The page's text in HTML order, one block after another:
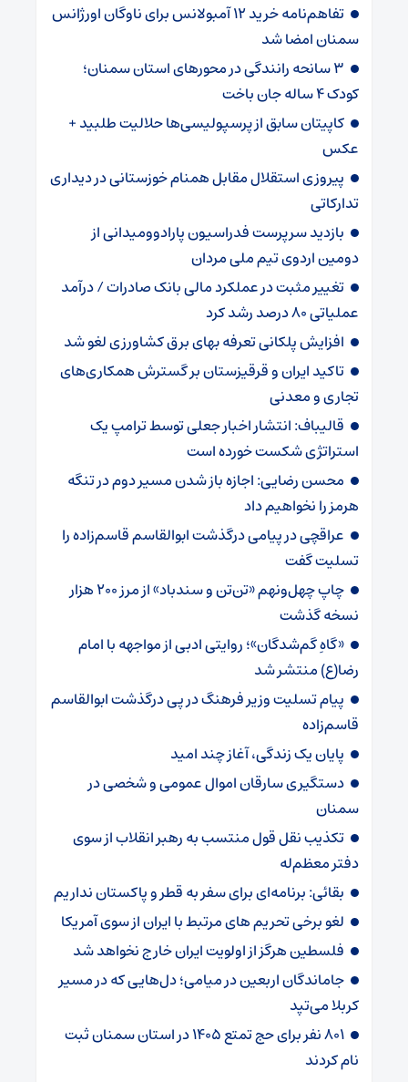
تفاهم‌نامه خرید ۱۲ آمبولانس برای ناوگان اورژانس
سمنان امضا شد
۳ سانحه رانندگی در محورهای استان سمنان؛
کودک ۴ ساله جان باخت
کاپیتان سابق از پرسپولیسی‌ها حلالیت طلبید +
عکس
پیروزی استقلال مقابل همنام خوزستانی در دیداری
تدارکاتی
بازدید سرپرست فدراسیون پارادوومیدانی از
دومین اردوی تیم ملی مردان
تغییر مثبت در عملکرد مالی بانک صادرات / درآمد
عملیاتی ۸۰ درصد رشد کرد
افزایش پلکانی تعرفه بهای برق کشاورزی لغو شد
تاکید ایران و قرقیزستان بر گسترش همکاری‌های
تجاری و معدنی
قالیباف: انتشار اخبار جعلی توسط ترامپ یک
استراتژی شکست خورده است
محسن رضایی: اجازه باز شدن مسیر دوم در تنگه
هرمز را نخواهیم داد
عراقچی در پیامی درگذشت ابوالقاسم قاسم‌زاده را
تسلیت گفت
چاپ چهل‌ونهم «تن‌تن و سندباد» از مرز ۲۰۰ هزار
نسخه گذشت
«گاهِ گم‌شدگان»؛ روایتی ادبی از مواجهه با امام
رضا(ع) منتشر شد
پیام تسلیت وزیر فرهنگ در پی درگذشت ابوالقاسم
قاسم‌زاده
پایان یک زندگی، آغاز چند امید
دستگیری سارقان اموال عمومی و شخصی در
سمنان
تکذیب نقل قول منتسب به رهبر انقلاب از سوی
دفتر معظم‌له
بقائی: برنامه‌ای برای سفر به قطر و پاکستان نداریم
لغو برخی تحریم های مرتبط با ایران از سوی آمریکا
فلسطین هرگز از اولویت ایران خارج نخواهد شد
جاماندگان اربعین در میامی؛ دل‌هایی که در مسیر
کربلا می‌تپد
۸۰۱ نفر برای حج تمتع ۱۴۰۵ در استان سمنان ثبت
نام کردند